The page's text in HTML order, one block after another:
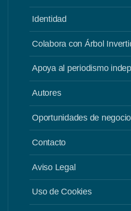
Identidad
Colabora con Árbol
Apoya al periodismo
Autores
Oportunidades de
Contacto
Aviso Legal
Uso de Cookies